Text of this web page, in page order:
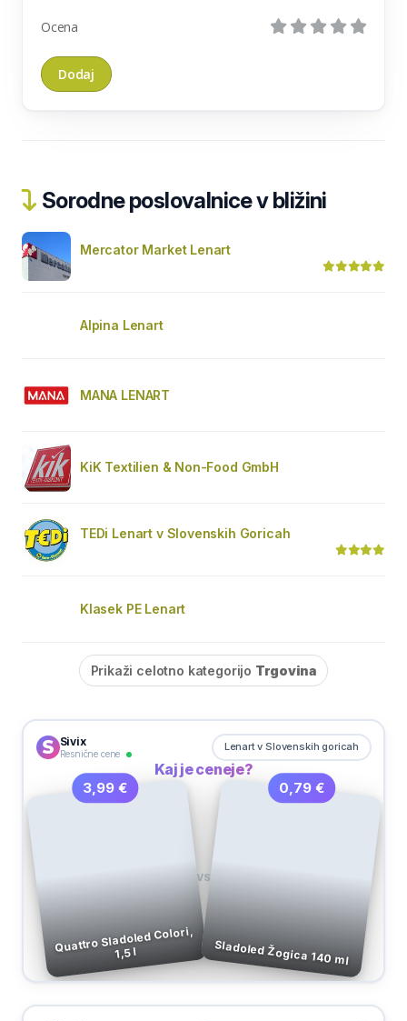
Ocena
Sorodne poslovalnice v bližini
Mercator Market Lenart
Alpina Lenart
MANA LENART
KiK Textilien & Non-Food GmbH
TEDi Lenart v Slovenskih Goricah
Klasek PE Lenart
Prikaži celotno kategorijo Trgovina
Sivix
Resnične cene
Lenart v Slovenskih goricah
Kaj je ceneje?
3,99 €
Quattro Sladoled Colori,
1,5 l
VS
0,79 €
Sladoled Žogica 140 ml